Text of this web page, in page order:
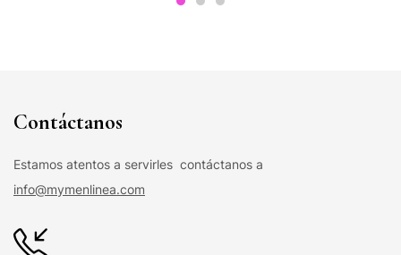
Contáctanos
Estamos atentos a servirles contáctanos a
info@mymenlinea.com